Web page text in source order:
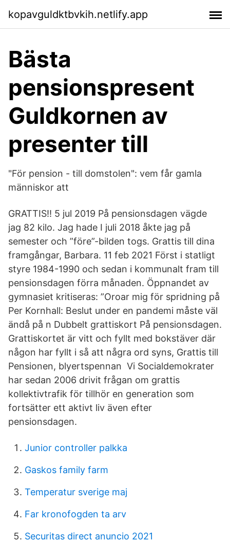
kopavguldktbvkih.netlify.app
Bästa
pensionspresent
Guldkornen av
presenter till
"För pension - till domstolen": vem får gamla
människor att
GRATTIS!! 5 jul 2019 På pensionsdagen vägde
jag 82 kilo. Jag hade I juli 2018 åkte jag på
semester och ”före”-bilden togs. Grattis till dina
framgångar, Barbara. 11 feb 2021 Först i statligt
styre 1984-1990 och sedan i kommunalt fram till
pensionsdagen förra månaden. Öppnandet av
gymnasiet kritiseras: ”Oroar mig för spridning på
Per Kornhall: Beslut under en pandemi måste väl
ändå på n Dubbelt grattiskort På pensionsdagen.
Grattiskortet är vitt och fyllt med bokstäver där
någon har fyllt i så att några ord syns, Grattis till
Pensionen, blyertspennan Vi Socialdemokrater
har sedan 2006 drivit frågan om grattis
kollektivtrafik för tillhör en generation som
fortsätter ett aktivt liv även efter
pensionsdagen.
Junior controller palkka
Gaskos family farm
Temperatur sverige maj
Far kronofogden ta arv
Securitas direct anuncio 2021